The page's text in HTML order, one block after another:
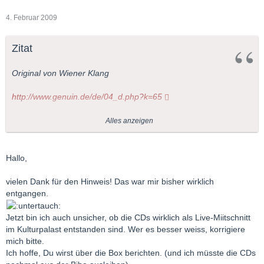
4. Februar 2009
Zitat
Original von Wiener Klang
http://www.genuin.de/de/04_d.php?k=65
http://www.genuin.de/de/04_d.php?k=53
Alles anzeigen
Hallo,
vielen Dank für den Hinweis! Das war mir bisher wirklich
entgangen.
Jetzt bin ich auch unsicher, ob die CDs wirklich als Live-Miitschnitt
im Kulturpalast entstanden sind. Wer es besser weiss, korrigiere
mich bitte.
Ich hoffe, Du wirst über die Box berichten. (und ich müsste die CDs